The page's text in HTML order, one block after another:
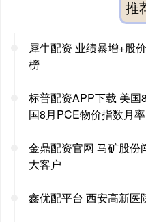
推
犀牛配资 业绩暴增+股
榜
标普配资APP下载 美
国8月PCE物价指数月率
金鼎配资官网 马矿股份
大客户
鑫优配平台 西安高新医